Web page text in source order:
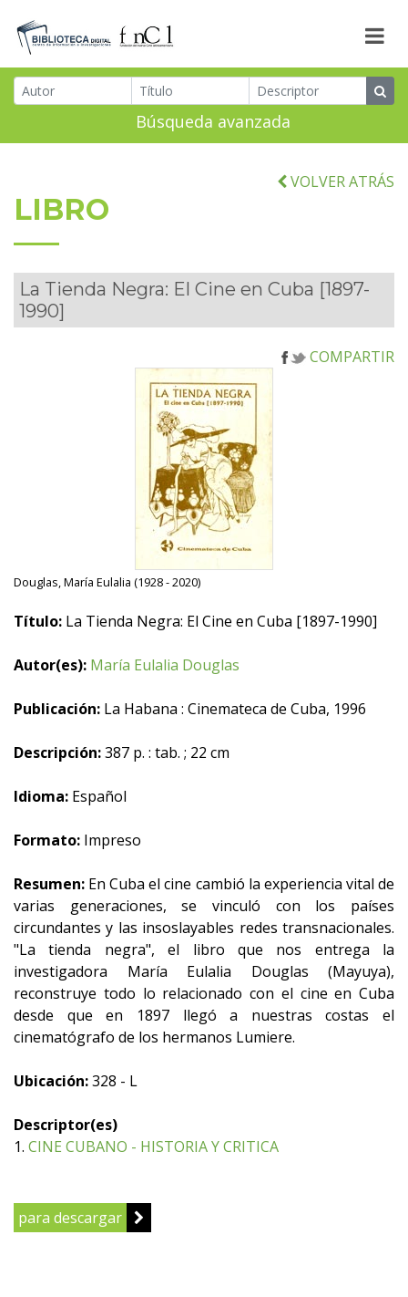
Búsqueda avanzada
VOLVER ATRÁS
LIBRO
La Tienda Negra: El Cine en Cuba [1897-
1990]
COMPARTIR
Douglas, María Eulalia (1928 - 2020)
Título: La Tienda Negra: El Cine en Cuba [1897-1990]
Autor(es): María Eulalia Douglas
Publicación: La Habana : Cinemateca de Cuba, 1996
Descripción:387 p. : tab. ; 22 cm
Idioma: Español
Formato: Impreso
Resumen: En Cuba el cine cambió la experiencia vital de
varias generaciones, se vinculó con los países
circundantes y las insoslayables redes transnacionales.
"La tienda negra", el libro que nos entrega la
investigadora María Eulalia Douglas (Mayuya),
reconstruye todo lo relacionado con el cine en Cuba
desde que en 1897 llegó a nuestras costas el
cinematógrafo de los hermanos Lumiere.
Ubicación:328 - L
Descriptor(es)
1. CINE CUBANO - HISTORIA Y CRITICA
para descargar